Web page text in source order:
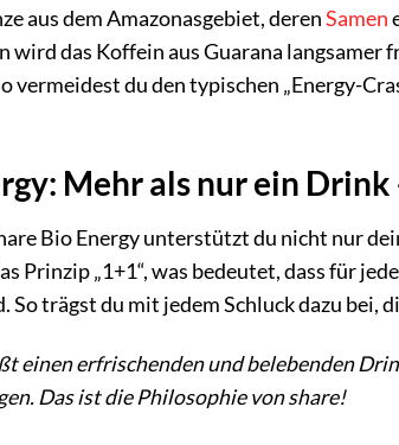
aus dem Amazonasgebiet, derenSamen
das Koffein aus Guarana langsamer
vermeidest du den typischen „Energy-
Mehr als nur ein
Bio Energy unterstützt du nicht nur
Prinzip „1+1“, was bedeutet, dass für
So trägst du mit jedem Schluck dazu bei,
einen erfrischenden und belebenden
Das ist die Philosophie von share!